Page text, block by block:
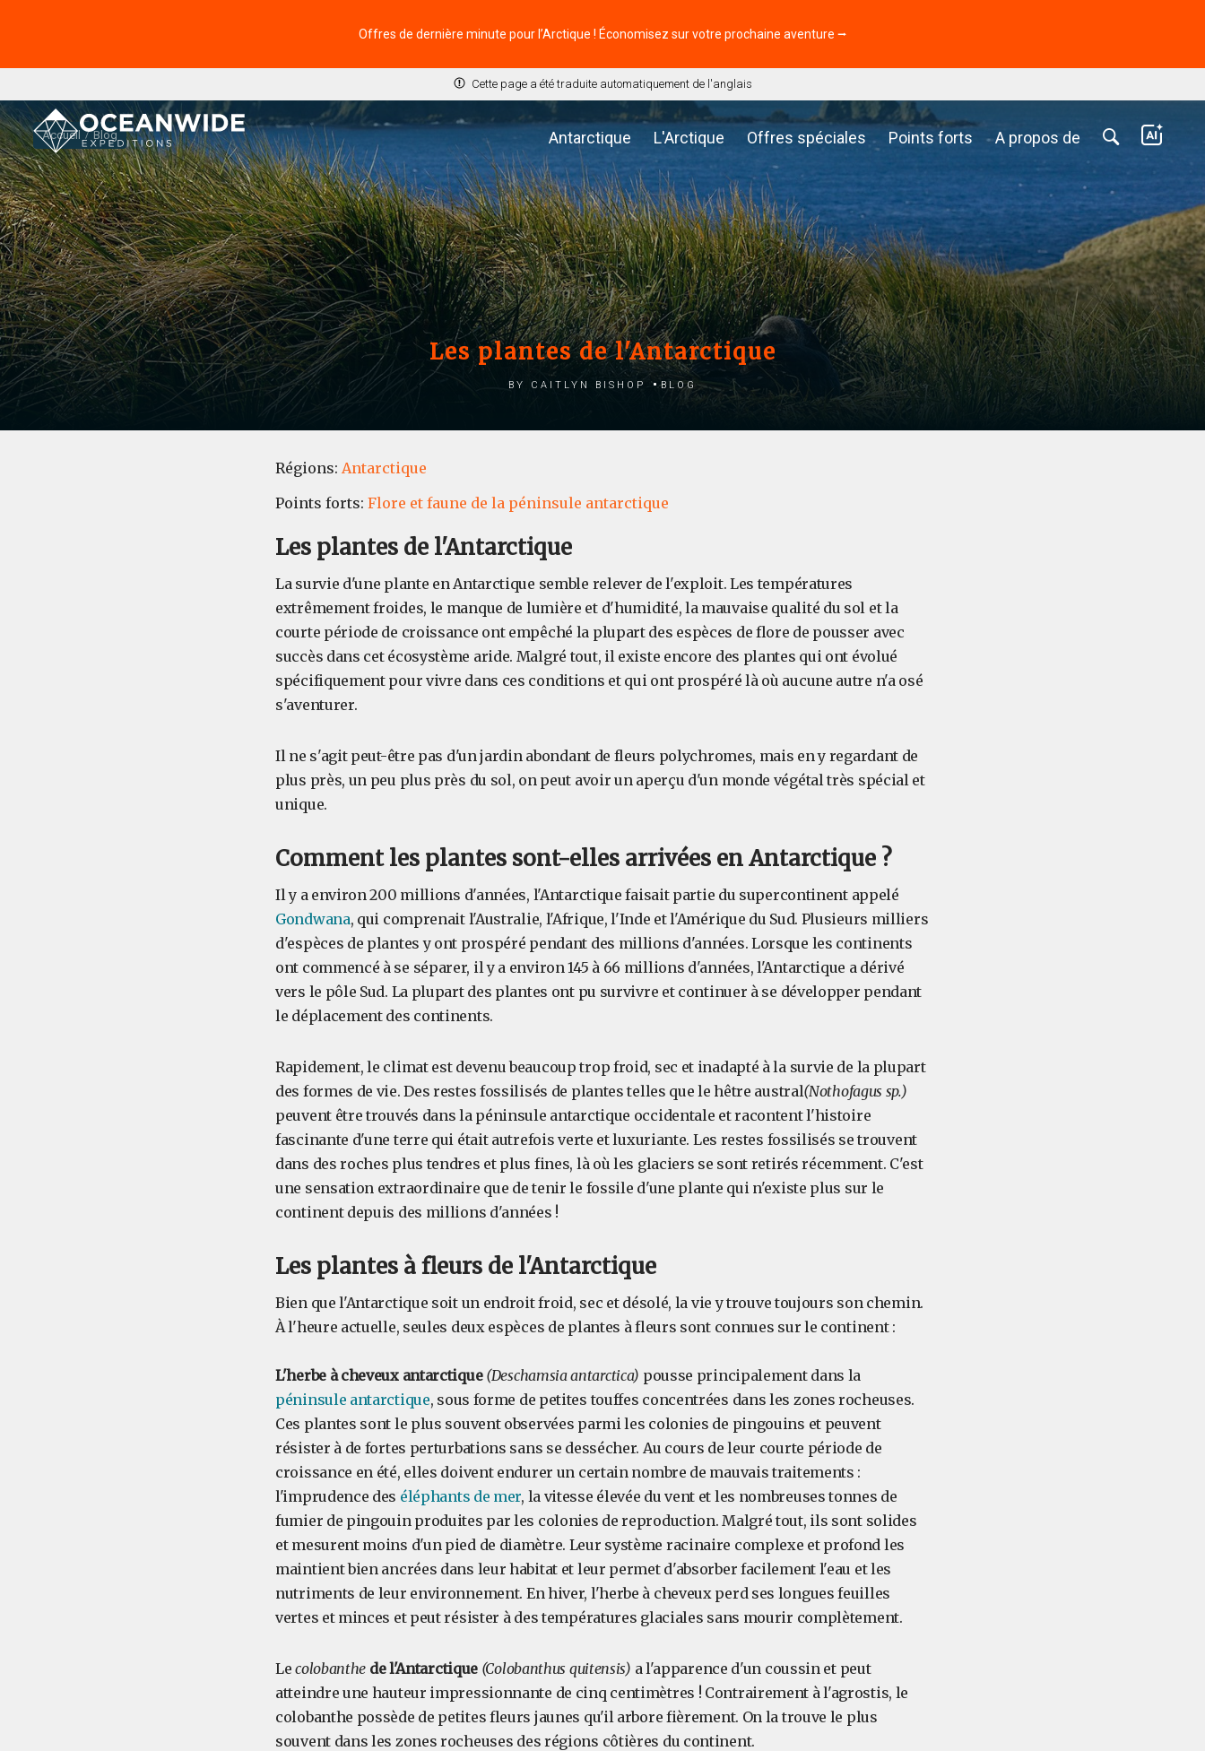
Offres de dernière minute pour l’Arctique ! Économisez sur votre prochaine aventure ⭢
Cette page a été traduite automatiquement de l'anglais
Antarctique L'Arctique Offres spéciales Points forts A propos de
Accueil Blog
Les plantes de l'Antarctique
by Caitlyn Bishop Blog
Régions: Antarctique
Points forts: Flore et faune de la péninsule antarctique
Les plantes de l'Antarctique
La survie d'une plante en Antarctique semble relever de l'exploit. Les températures
extrêmement froides, le manque de lumière et d'humidité, la mauvaise qualité du sol et la
courte période de croissance ont empêché la plupart des espèces de flore de pousser avec
succès dans cet écosystème aride. Malgré tout, il existe encore des plantes qui ont évolué
spécifiquement pour vivre dans ces conditions et qui ont prospéré là où aucune autre n'a osé
s'aventurer.
Il ne s'agit peut-être pas d'un jardin abondant de fleurs polychromes, mais en y regardant de
plus près, un peu plus près du sol, on peut avoir un aperçu d'un monde végétal très spécial et
unique.
Comment les plantes sont-elles arrivées en Antarctique ?
Il y a environ 200 millions d'années, l'Antarctique faisait partie du supercontinent appelé
Gondwana, qui comprenait l'Australie, l'Afrique, l'Inde et l'Amérique du Sud. Plusieurs milliers
d'espèces de plantes y ont prospéré pendant des millions d'années. Lorsque les continents
ont commencé à se séparer, il y a environ 145 à 66 millions d'années, l'Antarctique a dérivé
vers le pôle Sud. La plupart des plantes ont pu survivre et continuer à se développer pendant
le déplacement des continents.
Rapidement, le climat est devenu beaucoup trop froid, sec et inadapté à la survie de la plupart
des formes de vie. Des restes fossilisés de plantes telles que le hêtre austral(Nothofagus sp.)
peuvent être trouvés dans la péninsule antarctique occidentale et racontent l'histoire
fascinante d'une terre qui était autrefois verte et luxuriante. Les restes fossilisés se trouvent
dans des roches plus tendres et plus fines, là où les glaciers se sont retirés récemment. C'est
une sensation extraordinaire que de tenir le fossile d'une plante qui n'existe plus sur le
continent depuis des millions d'années !
Les plantes à fleurs de l'Antarctique
Bien que l'Antarctique soit un endroit froid, sec et désolé, la vie y trouve toujours son chemin.
À l'heure actuelle, seules deux espèces de plantes à fleurs sont connues sur le continent :
L'herbe à cheveux antarctique (Deschamsia antarctica) pousse principalement dans la
péninsule antarctique, sous forme de petites touffes concentrées dans les zones rocheuses.
Ces plantes sont le plus souvent observées parmi les colonies de pingouins et peuvent
résister à de fortes perturbations sans se dessécher. Au cours de leur courte période de
croissance en été, elles doivent endurer un certain nombre de mauvais traitements :
l'imprudence des éléphants de mer, la vitesse élevée du vent et les nombreuses tonnes de
fumier de pingouin produites par les colonies de reproduction. Malgré tout, ils sont solides
et mesurent moins d'un pied de diamètre. Leur système racinaire complexe et profond les
maintient bien ancrées dans leur habitat et leur permet d'absorber facilement l'eau et les
nutriments de leur environnement. En hiver, l'herbe à cheveux perd ses longues feuilles
vertes et minces et peut résister à des températures glaciales sans mourir complètement.
Lecolobanthe de l'Antarctique (Colobanthus quitensis) a l'apparence d'un coussin et peut
atteindre une hauteur impressionnante de cinq centimètres ! Contrairement à l'agrostis, le
colobanthe possède de petites fleurs jaunes qu'il arbore fièrement. On la trouve le plus
souvent dans les zones rocheuses des régions côtières du continent.